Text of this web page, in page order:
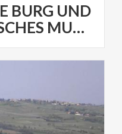
BURG UND
ORNITHOLOGISCHES MUSEUM